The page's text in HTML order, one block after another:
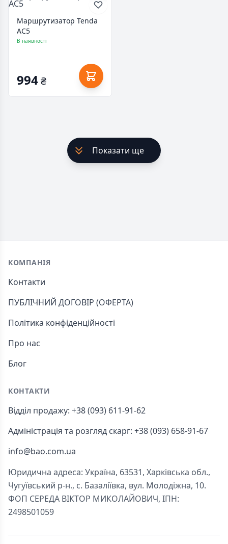
Маршрутизатор Tenda
AC5
В наявності
994₴
Показати ще
Footer
КОМПАНІЯ
Контакти
ПУБЛІЧНИЙ ДОГОВІР (ОФЕРТА)
Політика конфіденційності
Про нас
Блог
КОНТАКТИ
Відділ продажу: +38 (093) 611-91-62
Адміністрація та розгляд скарг: +38 (093) 658-91-67
info@bao.com.ua
Юридична адреса: Україна, 63531, Харківська обл.,
Чугуївський р-н., с. Базаліївка, вул. Молодіжна, 10.
ФОП СЕРЕДА ВІКТОР МИКОЛАЙОВИЧ, ІПН:
2498501059